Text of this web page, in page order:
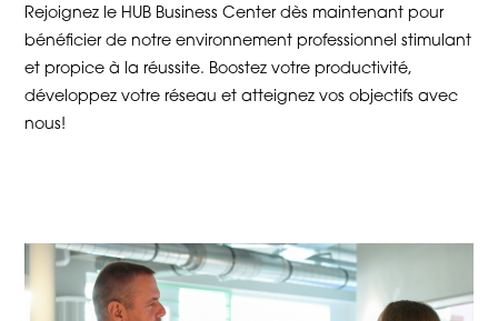
Rejoignez le HUB Business Center dès maintenant pour
bénéficier de notre environnement professionnel stimulant
et propice à la réussite. Boostez votre productivité,
développez votre réseau et atteignez vos objectifs avec
nous!